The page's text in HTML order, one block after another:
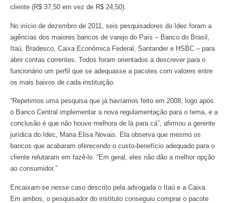
cliente (R$ 37,50 em vez de R$ 24,50).
No início de dezembro de 2011, seis pesquisadores do Idec foram a
agências dos maiores bancos de varejo do País – Banco do Brasil,
Itaú, Bradesco, Caixa Econômica Federal, Santander e HSBC – para
abrir contas correntes. Todos foram orientados a descrever para o
funcionário um perfil que se adequasse a pacotes com valores entre
os mais baixos de cada instituição.
“Repetimos uma pesquisa que já havíamos feito em 2008, logo após
o Banco Central implementar a nova regulamentação para o tema, e a
conclusão é que não houve melhora de lá para cá”, afirmou a gerente
jurídica do Idec, Maria Elisa Novais. Ela observa que mesmo os
bancos que acabaram oferecendo o custo-benefício adequado para o
cliente relutaram em fazê-lo. “Em geral, eles não dão a melhor opção
ao consumidor.”
Encaixam-se nesse caso descrito pela advogada o Itaú e a Caixa.
Em ambos, o pesquisador do instituto conseguiu comprar o pacote